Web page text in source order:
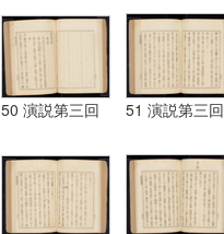
50 演説第三回 51 演説第三回